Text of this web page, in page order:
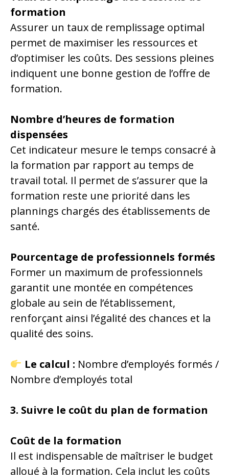
formation
Assurer un taux de remplissage optimal
permet de maximiser les ressources et
d’optimiser les coûts. Des sessions pleines
indiquent une bonne gestion de l’offre de
formation.
Nombre d’heures de formation
dispensées
Cet indicateur mesure le temps consacré à
la formation par rapport au temps de
travail total. Il permet de s’assurer que la
formation reste une priorité dans les
plannings chargés des établissements de
santé.
Pourcentage de professionnels formés
Former un maximum de professionnels
garantit une montée en compétences
globale au sein de l’établissement,
renforçant ainsi l’égalité des chances et la
qualité des soins.
Le calcul : Nombre d’employés formés /
Nombre d’employés total
3. Suivre le coût du plan de formation
Coût de la formation
Il est indispensable de maîtriser le budget
alloué à la formation. Cela inclut les coûts